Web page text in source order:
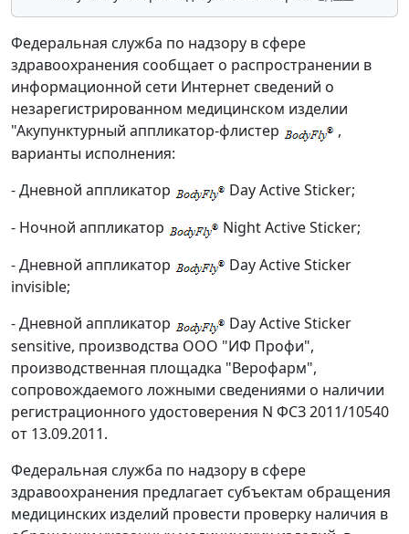
Федеральная служба по надзору в сфере
здравоохранения сообщает о распространении в
информационной сети Интернет сведений о
незарегистрированном медицинском изделии
"Акупунктурный аппликатор-флистер
,
варианты исполнения:
- Дневной аппликатор
Day Active Sticker;
- Ночной аппликатор
Night Active Sticker;
- Дневной аппликатор
Day Active Sticker
invisible;
- Дневной аппликатор
Day Active Sticker
sensitive, производства OOO "ИФ Профи",
производственная площадка "Верофарм",
сопровождаемого ложными сведениями о наличии
регистрационного удостоверения N ФСЗ 2011/10540
от 13.09.2011.
Федеральная служба по надзору в сфере
здравоохранения предлагает субъектам обращения
медицинских изделий провести проверку наличия в